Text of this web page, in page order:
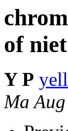
of
Y P
Ma